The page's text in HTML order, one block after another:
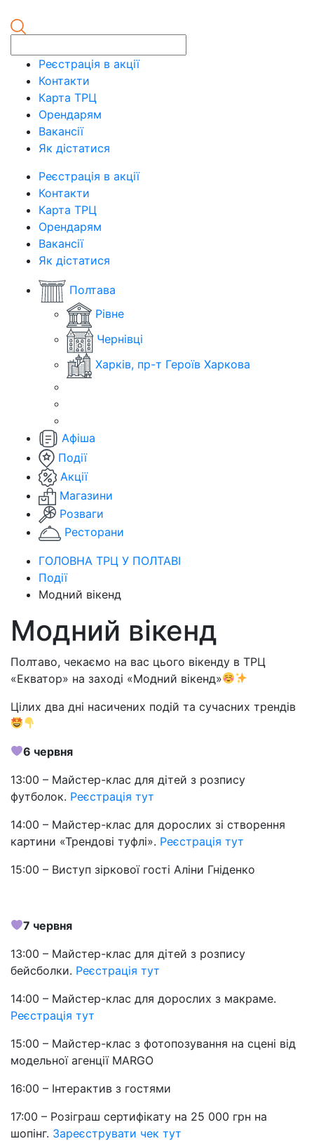
Реєстрація в акції
Контакти
Карта ТРЦ
Орендарям
Вакансії
Як дістатися
Реєстрація в акції
Контакти
Карта ТРЦ
Орендарям
Вакансії
Як дістатися
Полтава
Рівне
Чернівці
Харків, пр-т Героїв Харкова
Афіша
Події
Акції
Магазини
Розваги
Ресторани
ГОЛОВНА ТРЦ У ПОЛТАВІ
Події
Модний вікенд
Модний вікенд
Полтаво, чекаємо на вас цього вікенду в ТРЦ
«Екватор» на заході «Модний вікенд»
Цілих два дні насичених подій та сучасних трендів
6 червня
13:00 – Майстер-клас для дітей з розпису
футболок. Реєстрація тут
14:00 – Майстер-клас для дорослих зі створення
картини «Трендові туфлі». Реєстрація тут
15:00 – Виступ зіркової гості Аліни Гніденко
7 червня
13:00 – Майстер-клас для дітей з розпису
бейсболки. Реєстрація тут
14:00 – Майстер-клас для дорослих з макраме.
Реєстрація тут
15:00 – Майстер-клас з фотопозування на сцені від
модельної агенції MARGO
16:00 – Інтерактив з гостями
17:00 – Розіграш сертифікату на 25 000 грн на
шопінг. Зареєструвати чек тут